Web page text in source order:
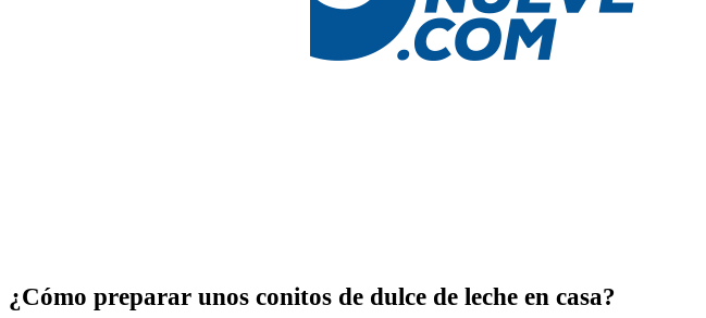
¿Cómo preparar unos conitos de dulce de leche en casa?